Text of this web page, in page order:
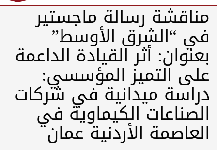
مناقشة رسالة ماجستير
في “الشرق الأوسط”
بعنوان: أثر القيادة الداعمة
على التميز المؤسسي:
دراسة ميدانية في شركات
الصناعات الكيماوية في
العاصمة الأردنية عمان